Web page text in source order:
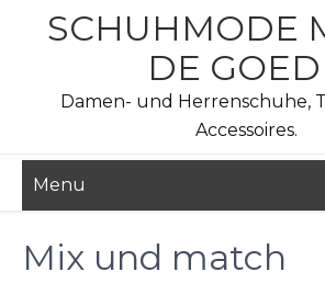
SCHUHMODE
DE
Damen- und Herrenschuhe,
Accessoires.
Menu
Mix und match